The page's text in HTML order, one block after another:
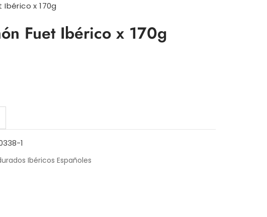
Ibérico x 170g
Fuet Ibérico x 170g
1
Ibéricos Españoles